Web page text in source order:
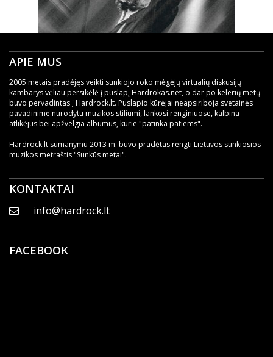
APIE MUS
2005 metais pradėjęs veikti sunkiojo roko mėgėjų virtualių diskusijų
kambarys vėliau persikėlė į puslapį Hardrokas.net, o dar po kelerių metų
buvo pervadintas į Hardrock.lt. Puslapio kūrėjai neapsiriboja svetainės
pavadinime nurodytu muzikos stiliumi, lankosi renginiuose, kalbina
atlikėjus bei apžvelgia albumus, kurie "patinka patiems".
Hardrock.lt sumanymu 2013 m. buvo pradėtas rengti Lietuvos sunkiosios
muzikos metraštis "Sunkūs metai".
KONTAKTAI
info@hardrock.lt
FACEBOOK